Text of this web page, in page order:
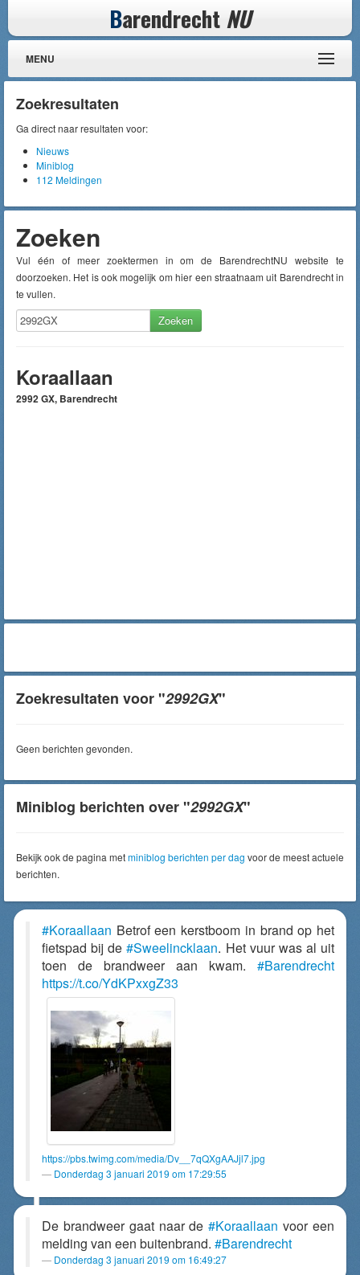
Barendrecht NU
MENU
Zoekresultaten
Ga direct naar resultaten voor:
Nieuws
Miniblog
112 Meldingen
Zoeken
Vul één of meer zoektermen in om de BarendrechtNU website te
doorzoeken. Het is ook mogelijk om hier een straatnaam uit Barendrecht in
te vullen.
Zoeken
Koraallaan
2992 GX, Barendrecht
Zoekresultaten voor "2992GX"
Geen berichten gevonden.
Miniblog berichten over "2992GX"
Bekijk ook de pagina metminiblog berichten per dag voor de meest actuele
berichten.
#Koraallaan Betrof een kerstboom in brand op het
fietspad bij de#Sweelincklaan. Het vuur was al uit
toen de brandweer aan kwam. #Barendrecht
https://t.co/YdKPxxgZ33
https://pbs.twimg.com/media/Dv__7qQXgAAJjl7.jpg
Donderdag 3 januari 2019 om 17:29:55
De brandweer gaat naar de#Koraallaan voor een
melding van een buitenbrand. #Barendrecht
Donderdag 3 januari 2019 om 16:49:27